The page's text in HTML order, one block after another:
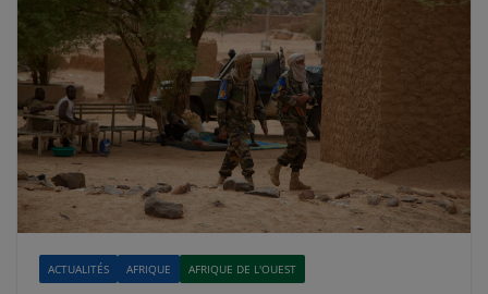
ACTUALITÉS AFRIQUE AFRIQUE DE L'OUEST